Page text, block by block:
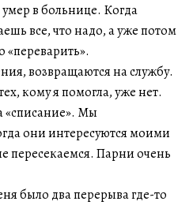
в больнице. Когда
все, что надо, а уже потом
«переварить».
возвращаются на службу.
кому я помогла, уже нет.
«списание». Мы
они интересуются моими
пересекаемся. Парни очень
было два перерыва где-то